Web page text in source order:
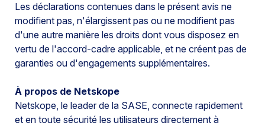
Les déclarations contenues dans le présent avis ne
modifient pas, n'élargissent pas ou ne modifient pas
d'une autre manière les droits dont vous disposez en
vertu de l'accord-cadre applicable, et ne créent pas de
garanties ou d'engagements supplémentaires.
À propos de Netskope
Netskope, le leader de la SASE, connecte rapidement
et en toute sécurité les utilisateurs directement à